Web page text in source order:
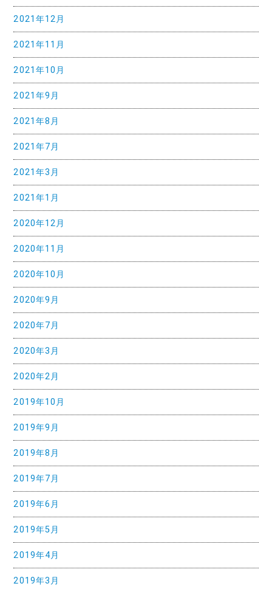
2021年12月
2021年11月
2021年10月
2021年9月
2021年8月
2021年7月
2021年3月
2021年1月
2020年12月
2020年11月
2020年10月
2020年9月
2020年7月
2020年3月
2020年2月
2019年10月
2019年9月
2019年8月
2019年7月
2019年6月
2019年5月
2019年4月
2019年3月